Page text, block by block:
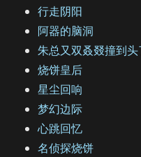
行走阴阳
阿器的脑洞
朱总又双叒叕撞到头
烧饼皇后
星尘回响
梦幻边际
心跳回忆
名侦探烧饼